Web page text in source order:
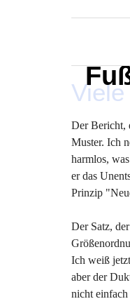
Der Bericht,
Muster. Ich
harmlos,
er das
Prinzip
Der Satz,
Ich weiß
aber der
nicht